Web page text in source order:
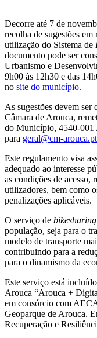
Decorre até 7 de
recolha de sugestões
utilização do Sistema de
documento pode ser
Urbanismo e
9h00 às 12h30 e das
no site do município.
As sugestões devem ser
Câmara de Arouca,
do Município, 4540-001
para geral@cm-arouca.pt
Este regulamento visa
adequado ao interesse
as condições de acesso,
utilizadores, bem como
penalizações aplicáveis.
O serviço de bikesharing
população, seja para o
modelo de transporte
contribuindo para a
para o dinamismo da
Este serviço está
Arouca “Arouca +
em consórcio com
Geoparque de Arouca.
Recuperação e